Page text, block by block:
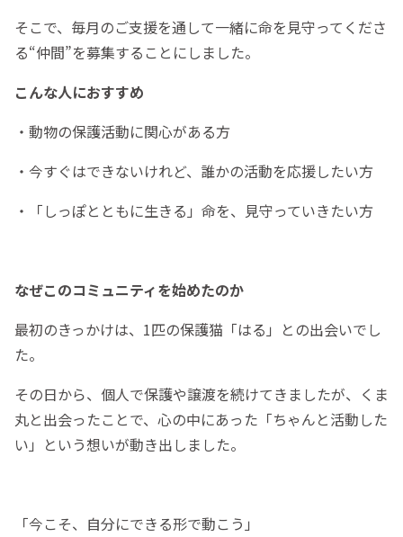
そこで、毎月のご支援を通して一緒に命を見守ってくださ
る“仲間”を募集することにしました。
こんな人におすすめ
・動物の保護活動に関心がある方
・今すぐはできないけれど、誰かの活動を応援したい方
・「しっぽとともに生きる」命を、見守っていきたい方
なぜこのコミュニティを始めたのか
最初のきっかけは、1匹の保護猫「はる」との出会いでし
た。
その日から、個人で保護や譲渡を続けてきましたが、くま
丸と出会ったことで、心の中にあった「ちゃんと活動した
い」という想いが動き出しました。
「今こそ、自分にできる形で動こう」